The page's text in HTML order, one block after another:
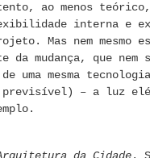
ao menos
interna e
Mas nem mesmo
mudança, que nem
uma mesma
previsível) – a luz